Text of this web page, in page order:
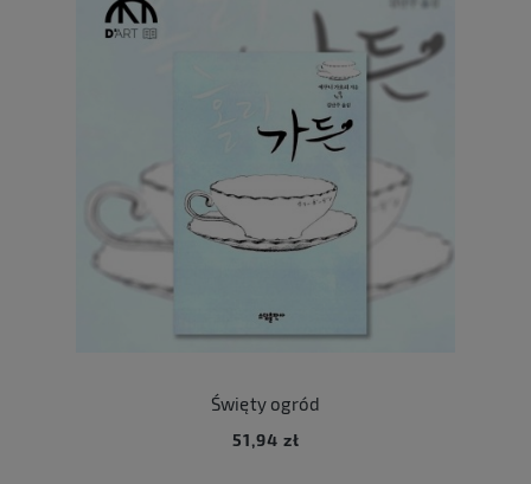
Święty ogród
51,94 zł